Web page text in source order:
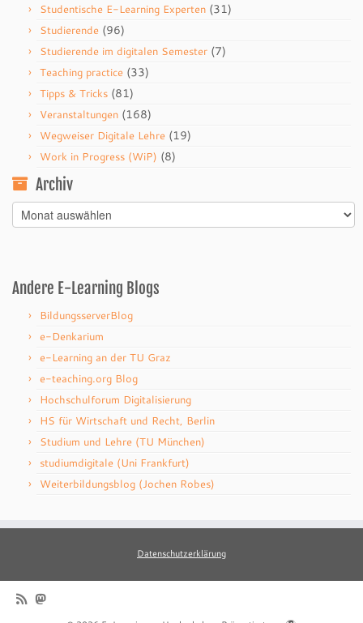
Studentische E-Learning Experten (31)
Studierende (96)
Studierende im digitalen Semester (7)
Teaching practice (33)
Tipps & Tricks (81)
Veranstaltungen (168)
Wegweiser Digitale Lehre (19)
Work in Progress (WiP) (8)
Archiv
Archiv
Andere E-Learning Blogs
BildungsserverBlog
e-Denkarium
e-Learning an der TU Graz
e-teaching.org Blog
Hochschulforum Digitalisierung
HS für Wirtschaft und Recht, Berlin
Studium und Lehre (TU München)
studiumdigitale (Uni Frankfurt)
Weiterbildungsblog (Jochen Robes)
Datenschutzerklärung